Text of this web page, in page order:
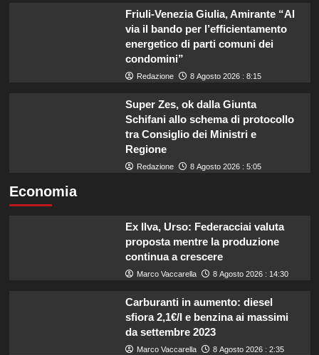
Friuli-Venezia Giulia, Amirante “Al
via il bando per l’efficientamento
energetico di parti comuni dei
condomini”
Redazione 8 Agosto 2026 : 8:15
Super Zes, ok dalla Giunta
Schifani allo schema di protocollo
tra Consiglio dei Ministri e
Regione
Redazione 8 Agosto 2026 : 5:05
Economia
Ex Ilva, Urso: Federacciai valuta
proposta mentre la produzione
continua a crescere
Marco Vaccarella 8 Agosto 2026 : 14:30
Carburanti in aumento: diesel
sfiora 2,1€/l e benzina ai massimi
da settembre 2023
Marco Vaccarella 8 Agosto 2026 : 2:35